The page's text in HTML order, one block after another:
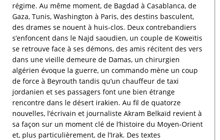
régime. Au même moment, de Bagdad à Casablanca, de
Gaza, Tunis, Washington à Paris, des destins basculent,
des drames se nouent à huis-clos. Deux contrebandiers
s’enfoncent dans le Najd saoudien, un couple de Koweïtis
se retrouve face à ses démons, des amis récitent des vers
dans une vieille demeure de Damas, un chirurgien
algérien évoque la guerre, un commando mène un coup
de force à Beyrouth tandis qu’un chauffeur de taxi
jordanien et ses passagers font une bien étrange
rencontre dans le désert irakien. Au fil de quatorze
nouvelles, l’écrivain et journaliste Akram Belkaïd revient à
sa façon sur un moment clé de l’histoire du Moyen-Orient
et, plus particulièrement, de l’Irak. Des textes